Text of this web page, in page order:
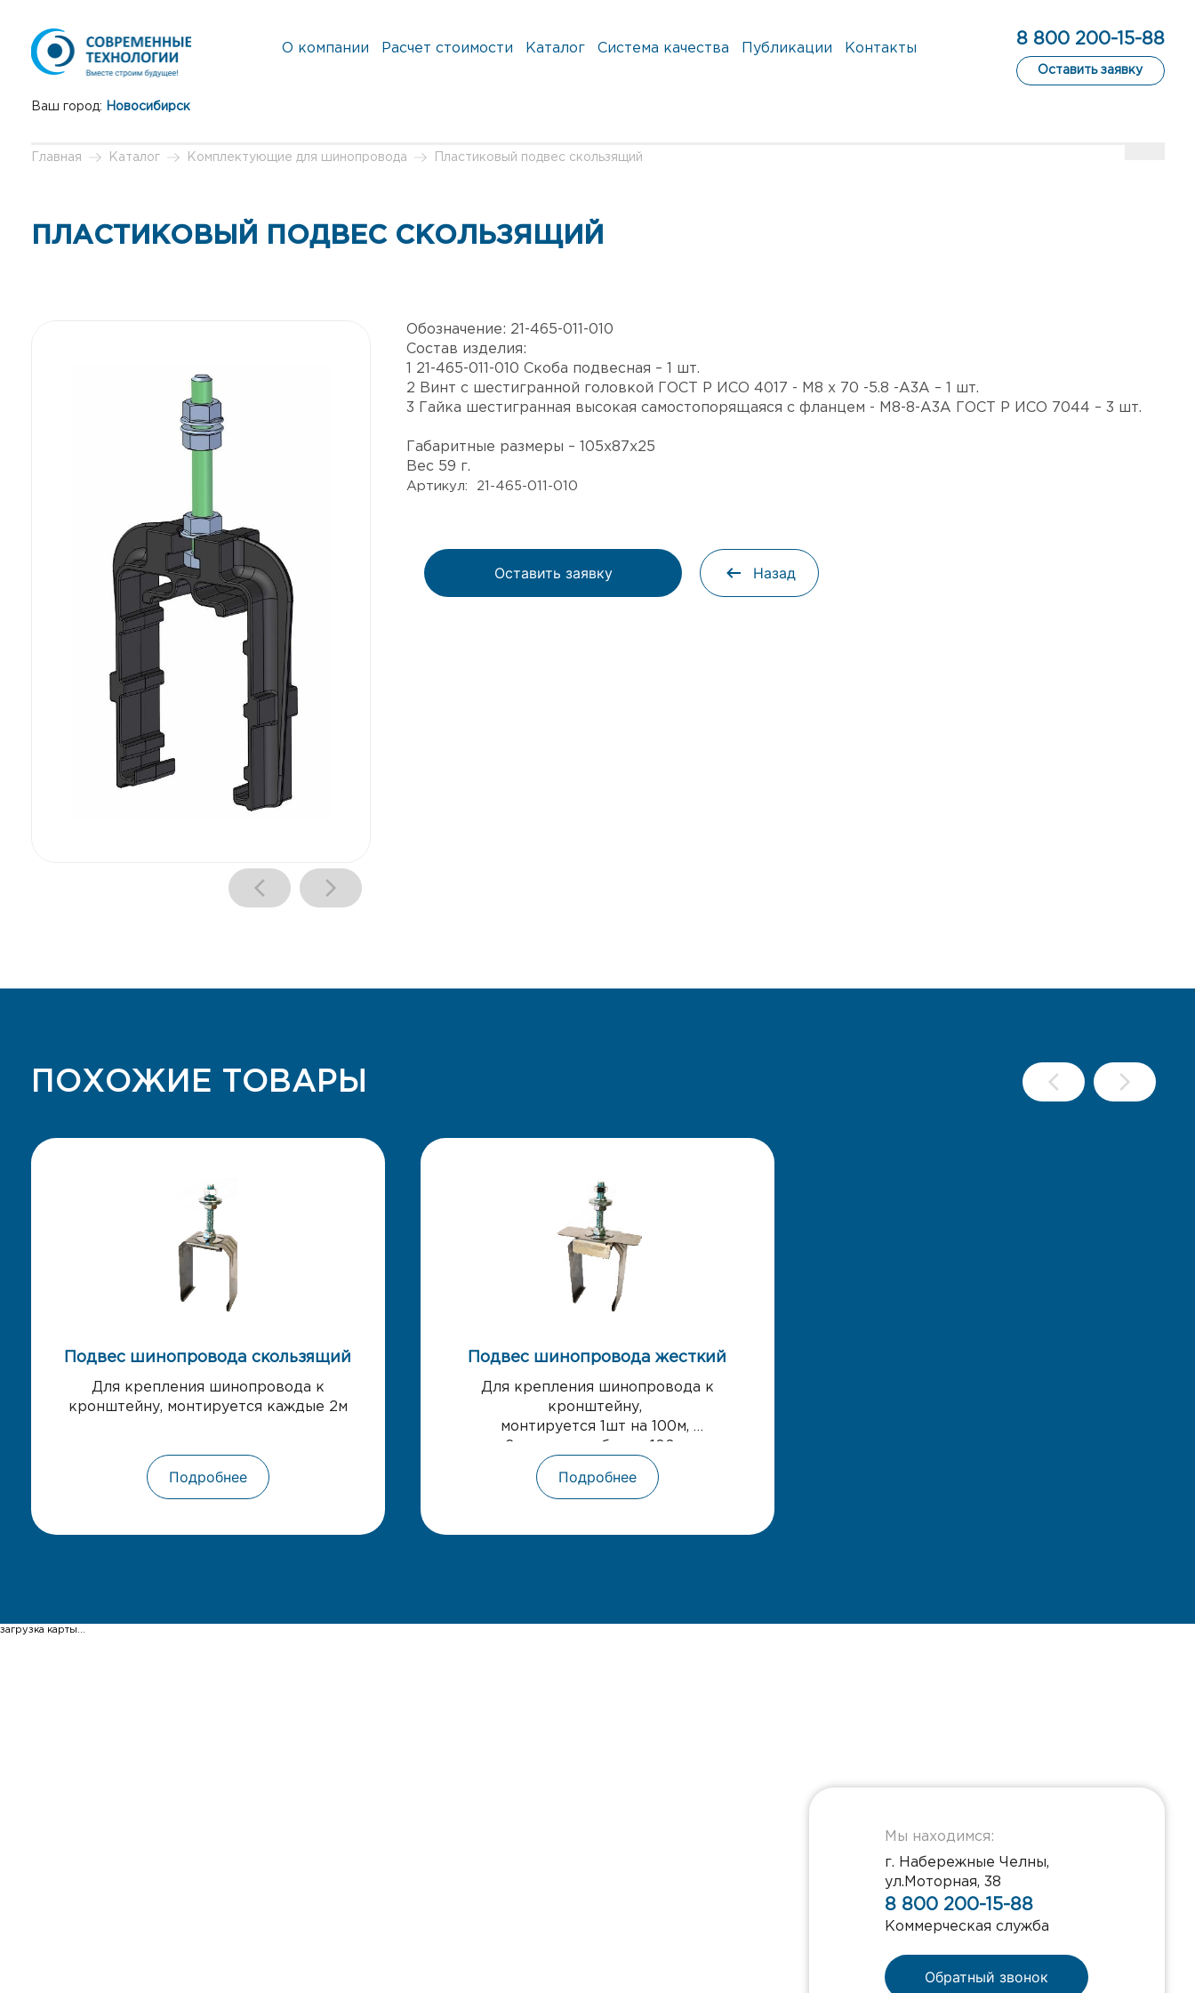
О компании Расчет стоимости Каталог Система качества Публикации Контакты
8 800 200-15-88
Оставить заявку
Ваш город: Новосибирск
Главная Каталог Комплектующие для шинопровода Пластиковый подвес скользящий
ПЛАСТИКОВЫЙ ПОДВЕС СКОЛЬЗЯЩИЙ
Обозначение: 21-465-011-010
Состав изделия:
1 21-465-011-010 Скоба подвесная – 1 шт.
2 Винт с шестигранной головкой ГОСТ Р ИСО 4017 - М8 x 70 -5.8 -А3А – 1 шт.
3 Гайка шестигранная высокая самостопорящаяся с фланцем - M8-8-А3А ГОСТ Р ИСО 7044 – 3 шт.
Габаритные размеры – 105х87х25
Вес 59 г.
Артикул: 21-465-011-010
Оставить заявку Назад
ПОХОЖИЕ ТОВАРЫ
Подвес шинопровода скользящий
Для крепления шинопровода к
кронштейну, монтируется каждые 2м
Подробнее
Подвес шинопровода жесткий
Для крепления шинопровода к
кронштейну,
монтируется 1шт на 100м,
Подробнее
загрузка карты...
Мы находимся:
г. Набережные Челны,
ул.Моторная, 38
8 800 200-15-88
Коммерческая служба
Обратный звонок